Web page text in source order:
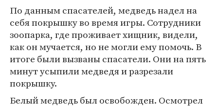
По данным спасателей, медведь надел на
себя покрышку во время игры. Сотрудники
зоопарка, где проживает хищник, видели,
как он мучается, но не могли ему помочь. В
итоге были вызваны спасатели. Они на пять
минут усыпили медведя и разрезали
покрышку.
Белый медведь был освобожден. Осмотрел